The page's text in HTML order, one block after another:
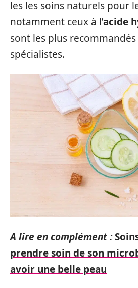
les les soins naturels pour
notamment ceux à l’acide
sont les plus
spécialistes.
A lire en complément :
prendre soin de son
avoir une belle peau